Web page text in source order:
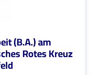
(B.A.) am
Rotes Kreuz